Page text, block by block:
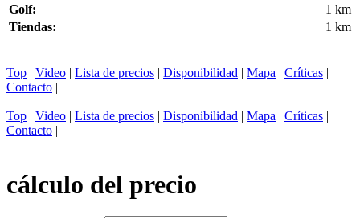
Golf:
1 km
Tiendas:
1 km
Top | Video | Lista de precios | Disponibilidad | Mapa | Críticas |
Contacto |
Top | Video | Lista de precios | Disponibilidad | Mapa | Críticas |
Contacto |
cálculo del precio